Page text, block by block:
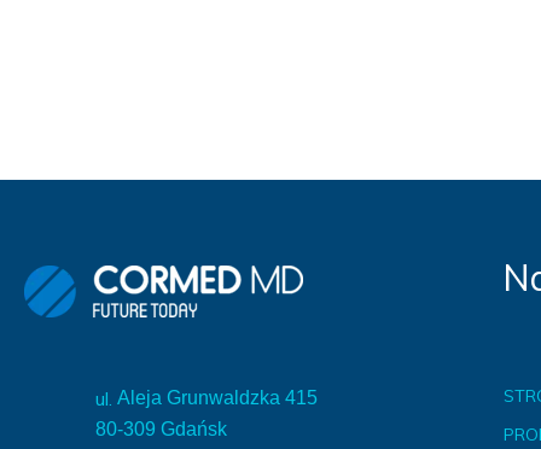
ul. Aleja Grunwaldzka 415
80-309 Gdańsk